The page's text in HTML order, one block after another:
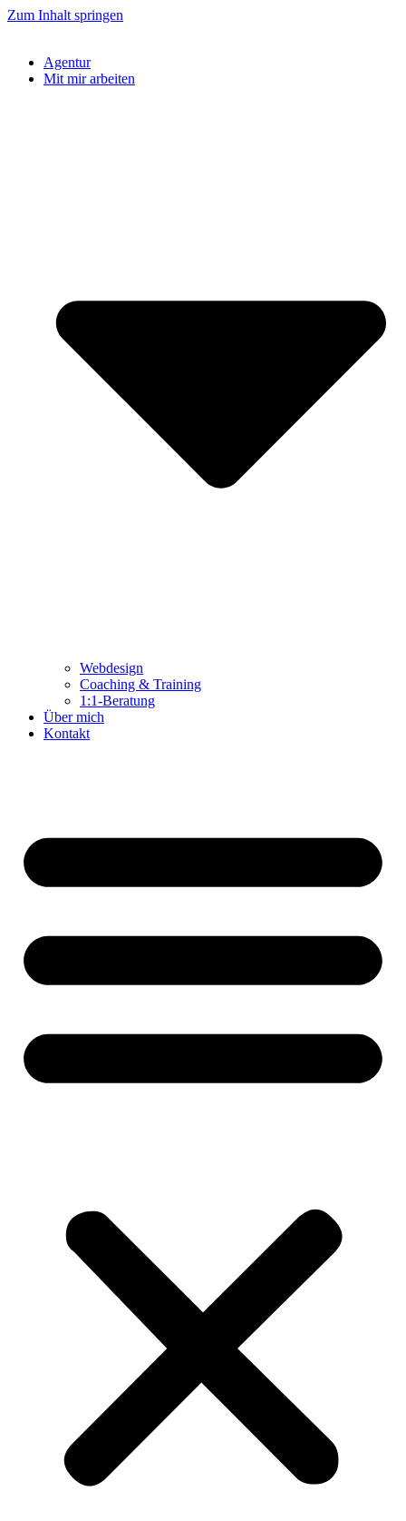
Zum Inhalt springen
Agentur
Mit mir arbeiten
Webdesign
Coaching & Training
1:1-Beratung
Über mich
Kontakt